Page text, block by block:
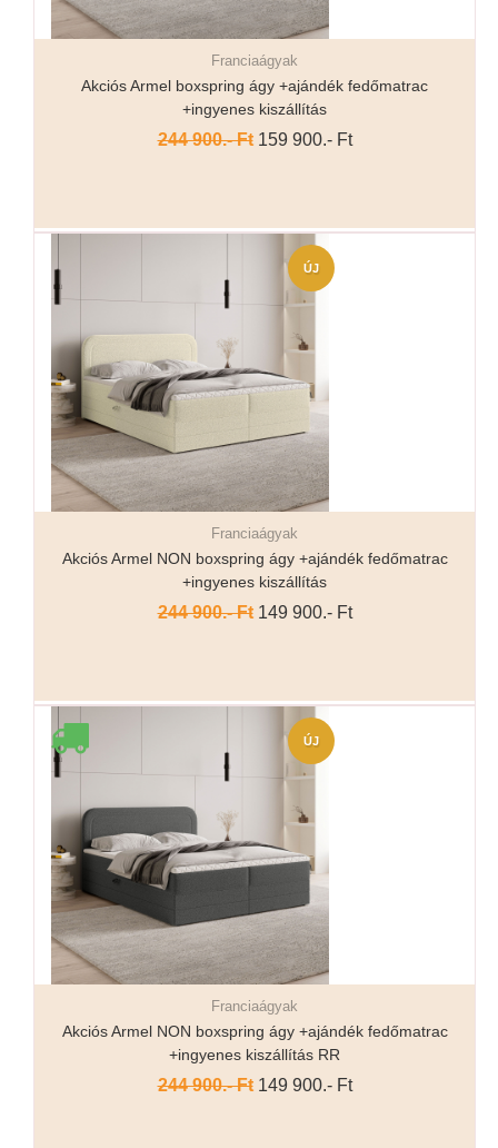
Részletek...Franciaágyak
Akciós Armel boxspring ágy +ajándék fedőmatrac
+ingyenes kiszállítás
244 900.- Ft159 900.- Ft
ÚJ
Részletek...Franciaágyak
Akciós Armel NON boxspring ágy +ajándék fedőmatrac
+ingyenes kiszállítás
244 900.- Ft149 900.- Ft
ÚJ
Részletek...Franciaágyak
Akciós Armel NON boxspring ágy +ajándék fedőmatrac
+ingyenes kiszállítás RR
244 900.- Ft149 900.- Ft